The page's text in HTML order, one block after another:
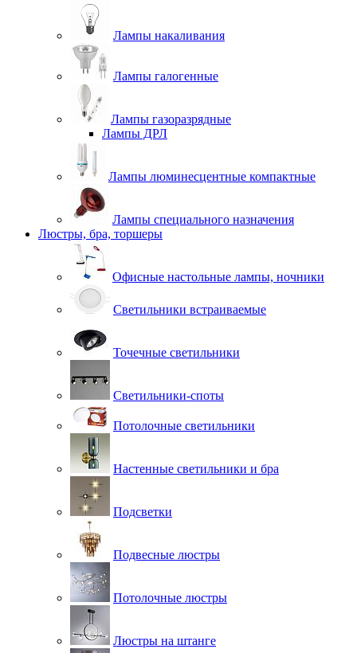
Лампы накаливания
Лампы галогенные
Лампы газоразрядные
Лампы ДРЛ
Лампы люминесцентные компактные
Лампы специального назначения
Люстры, бра, торшеры
Офисные настольные лампы, ночники
Светильники встраиваемые
Точечные светильники
Светильники-споты
Потолочные светильники
Настенные светильники и бра
Подсветки
Подвесные люстры
Потолочные люстры
Люстры на штанге